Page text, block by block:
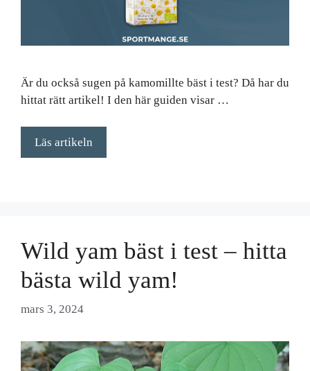
Är du också sugen på kamomillte bäst i test? Då har du
hittat rätt artikel! I den här guiden visar …
Läs artikeln
Wild yam bäst i test – hitta
bästa wild yam!
mars 3, 2024